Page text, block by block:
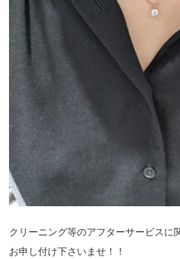
クリーニング等のアフターサービスに
お申し付け下さいませ！！